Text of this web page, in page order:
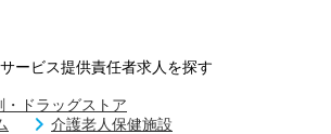
ービス提供責任者求人を探す
・ドラッグストア
介護老人保健施設